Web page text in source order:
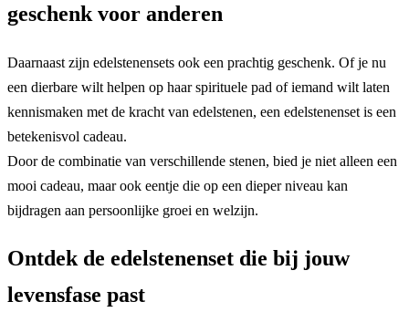
geschenk voor anderen
Daarnaast zijn edelstenensets ook een prachtig geschenk. Of je nu
een dierbare wilt helpen op haar spirituele pad of iemand wilt laten
kennismaken met de kracht van edelstenen, een edelstenenset is een
betekenisvol cadeau.
Door de combinatie van verschillende stenen, bied je niet alleen een
mooi cadeau, maar ook eentje die op een dieper niveau kan
bijdragen aan persoonlijke groei en welzijn.
Ontdek de edelstenenset die bij jouw
levensfase past